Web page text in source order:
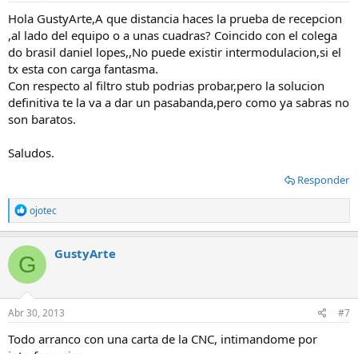
Hola GustyArte,A que distancia haces la prueba de recepcion
,al lado del equipo o a unas cuadras? Coincido con el colega
do brasil daniel lopes,,No puede existir intermodulacion,si el
tx esta con carga fantasma.
Con respecto al filtro stub podrias probar,pero la solucion
definitiva te la va a dar un pasabanda,pero como ya sabras no
son baratos.
Saludos.
Responder
R
e
a
c
t
i
o
n
s
ojotec
G GustyArte
Abr 30, 2013 #7
Todo arranco con una carta de la CNC, intimandome por